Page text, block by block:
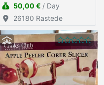
50,00 € / Day
26180 Rastede